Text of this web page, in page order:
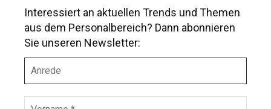
Interessiert an aktuellen Trends und Themen
aus dem Personalbereich? Dann abonnieren
Sie unseren Newsletter:
r
e